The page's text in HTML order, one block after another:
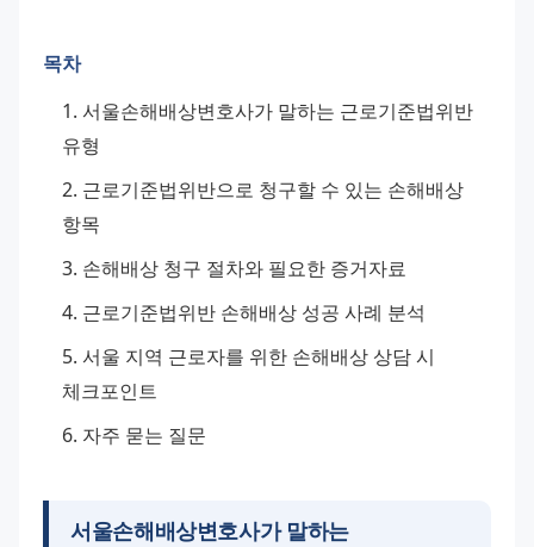
목차
서울손해배상변호사가 말하는 근로기준법위반
유형
근로기준법위반으로 청구할 수 있는 손해배상
항목
손해배상 청구 절차와 필요한 증거자료
근로기준법위반 손해배상 성공 사례 분석
서울 지역 근로자를 위한 손해배상 상담 시
체크포인트
자주 묻는 질문
서울손해배상변호사가 말하는